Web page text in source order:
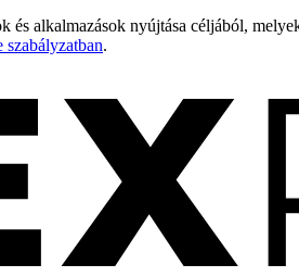
alkalmazások nyújtása céljából,
szabályzatban.